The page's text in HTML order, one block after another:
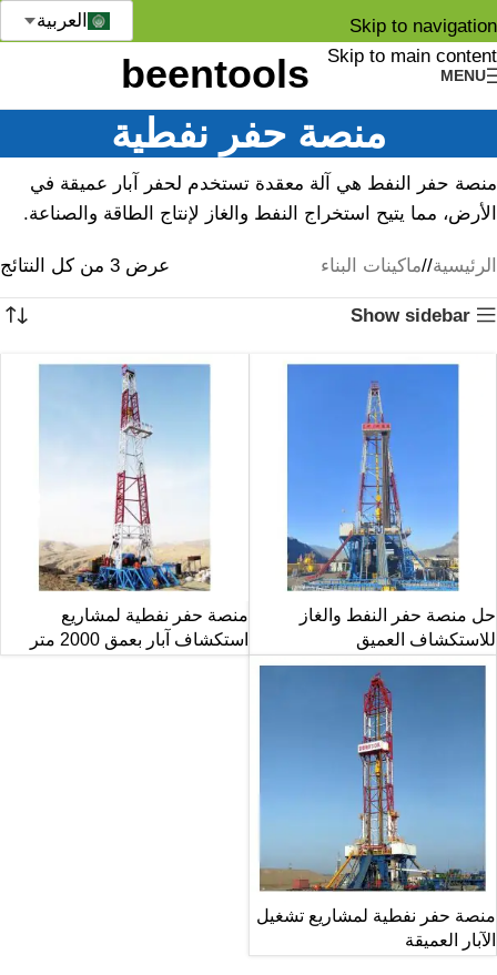
Skip to navigation
Skip to main content
MENU
العربية
منصة حفر نفطية
منصة حفر النفط هي آلة معقدة تستخدم لحفر آبار عميقة في
الأرض، مما يتيح استخراج النفط والغاز لإنتاج الطاقة والصناعة.
الرئيسية/ ماكينات البناء عرض ⁦3⁩ من كل النتائج
Show sidebar
حل منصة حفر النفط والغاز
للاستكشاف العميق
منصة حفر نفطية لمشاريع
استكشاف آبار بعمق 2000 متر
منصة حفر نفطية لمشاريع تشغيل
الآبار العميقة